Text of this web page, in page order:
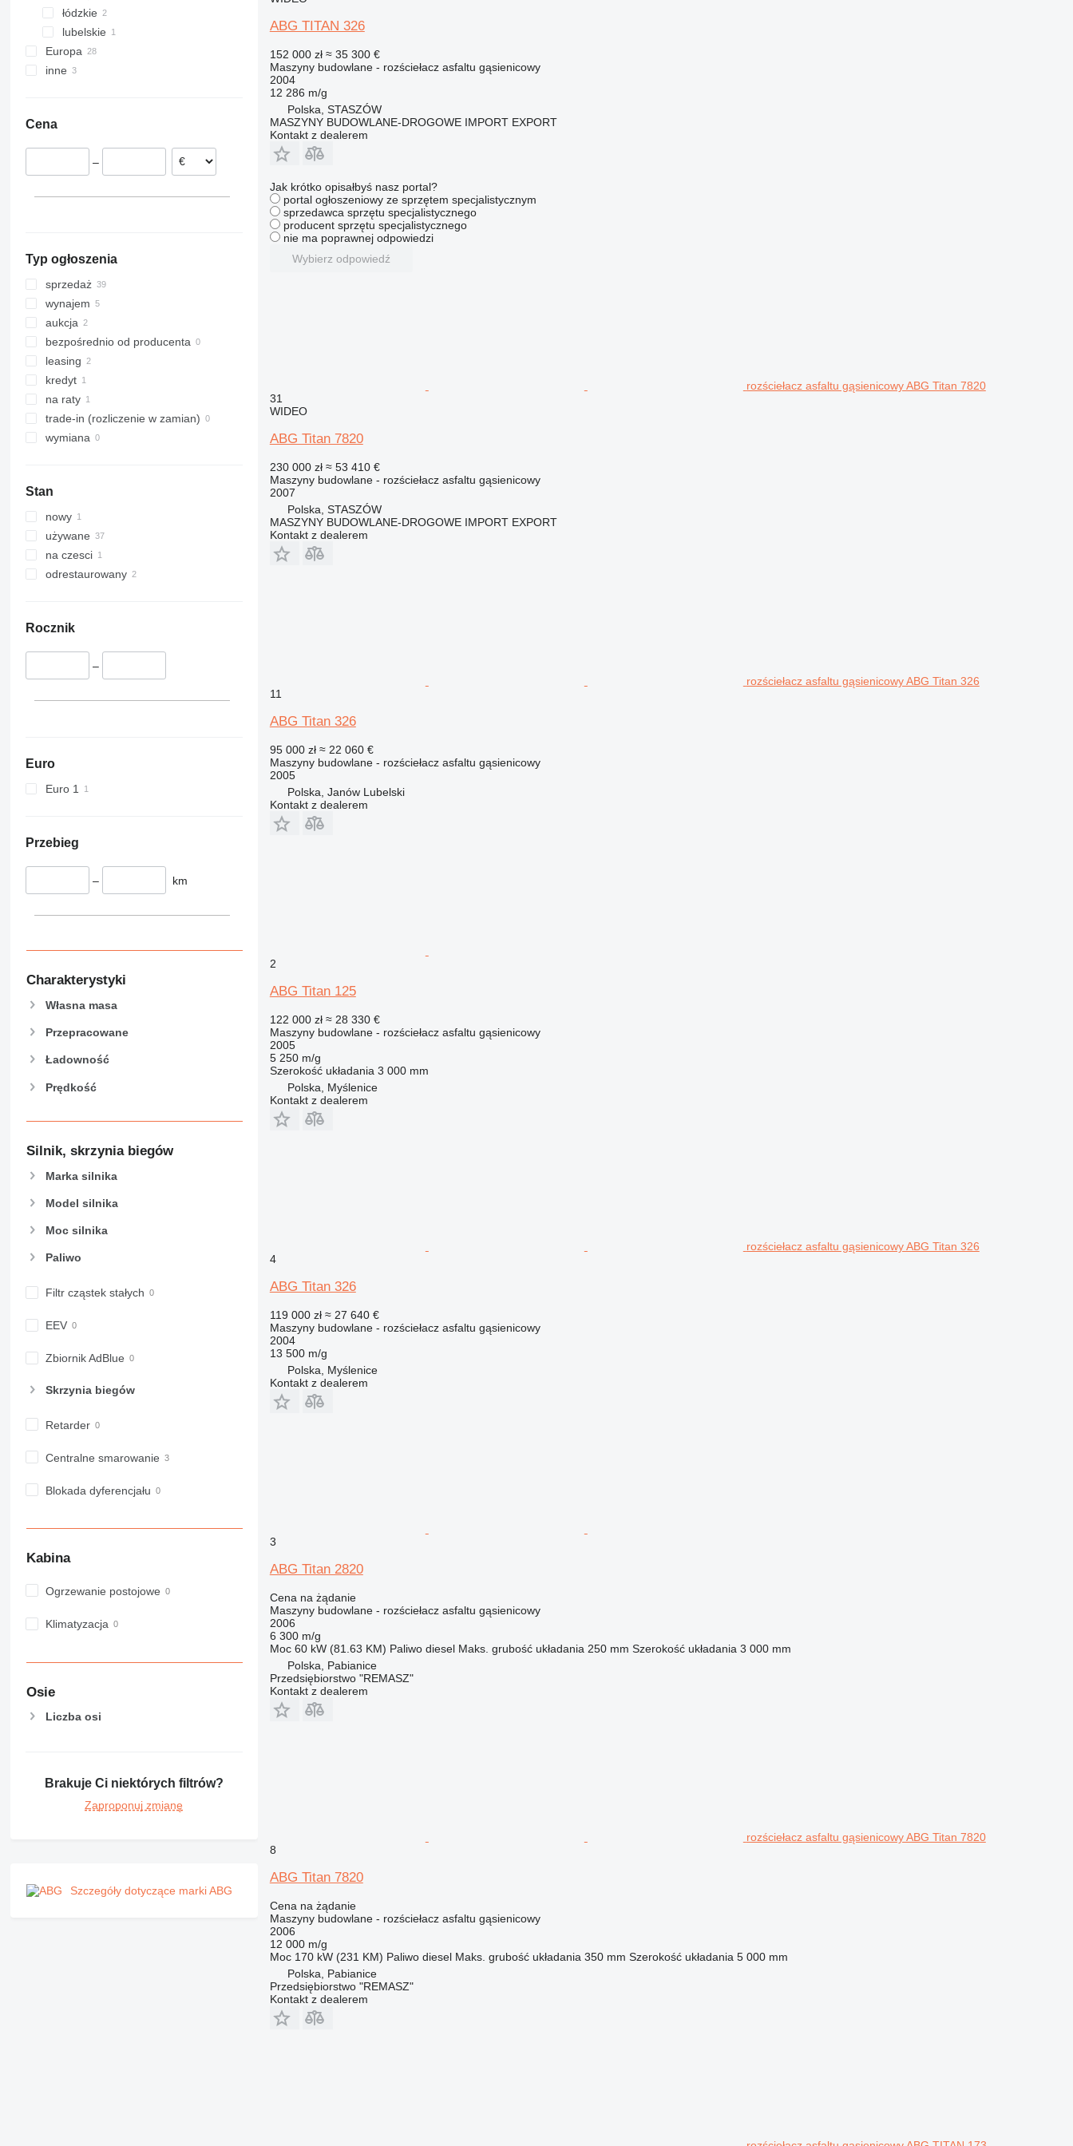
308
311
312
313
317
323
324
325
326
329
330
336
340
345
349
390
395
416
420
428
444
914
926
928
938
950
955
962
972
980
982
990
992
CB
D series
GC
M-series
NR
409
426
427
435S
457
8035
CT
JS
JZ
NXT
S-Series
TM
VMT
Vibromax
2646
3246
3369
3394
Liftlux
Pecolift
R-series
LM
SD
XP
XR
XS
XZ
Myślenice
łódzkie
Pabianice
lubelskie
Janów Lubelski
Europa
Holandia
Węgry
inne
Cena
–
Typ ogłoszenia
sprzedaż
wynajem
aukcja
bezpośrednio od producenta
leasing
kredyt
na raty
trade-in (rozliczenie w zamian)
wymiana
Stan
nowy
używane
na czesci
odrestaurowany
Rocznik
–
Euro
Euro 1
Przebieg
– km
Charakterystyki
Własna masa
Przepracowane
Ładowność
Prędkość
Silnik, skrzynia biegów
Marka silnika
Model silnika
Moc silnika
Paliwo
Filtr cząstek stałych
EEV
Zbiornik AdBlue
Skrzynia biegów
Retarder
Centralne smarowanie
Blokada dyferencjału
Kabina
Ogrzewanie postojowe
Klimatyzacja
Osie
Liczba osi
Brakuje Ci niektórych filtrów?
Zaproponuj zmianę
Szczegóły dotyczące marki ABG
ABG TITAN 326
152 000 zł ≈ 35 300 €
Maszyny budowlane - rozściełacz asfaltu gąsienicowy
2004
12 286 m/g
Polska, STASZÓW
MASZYNY BUDOWLANE-DROGOWE IMPORT EXPORT
Kontakt z dealerem
Jak krótko opisałbyś nasz portal?
portal ogłoszeniowy ze sprzętem specjalistycznym
sprzedawca sprzętu specjalistycznego
producent sprzętu specjalistycznego
nie ma poprawnej odpowiedzi
Wybierz odpowiedź
rozściełacz asfaltu gąsienicowy ABG Titan 7820
31
WIDEO
ABG Titan 7820
230 000 zł ≈ 53 410 €
Maszyny budowlane - rozściełacz asfaltu gąsienicowy
2007
Polska, STASZÓW
MASZYNY BUDOWLANE-DROGOWE IMPORT EXPORT
Kontakt z dealerem
rozściełacz asfaltu gąsienicowy ABG Titan 326
11
ABG Titan 326
95 000 zł ≈ 22 060 €
Maszyny budowlane - rozściełacz asfaltu gąsienicowy
2005
Polska, Janów Lubelski
Kontakt z dealerem
2
ABG Titan 125
122 000 zł ≈ 28 330 €
Maszyny budowlane - rozściełacz asfaltu gąsienicowy
2005
5 250 m/g
Szerokość układania 3 000 mm
Polska, Myślenice
Kontakt z dealerem
rozściełacz asfaltu gąsienicowy ABG Titan 326
4
ABG Titan 326
119 000 zł ≈ 27 640 €
Maszyny budowlane - rozściełacz asfaltu gąsienicowy
2004
13 500 m/g
Polska, Myślenice
Kontakt z dealerem
3
ABG Titan 2820
Cena na żądanie
Maszyny budowlane - rozściełacz asfaltu gąsienicowy
2006
6 300 m/g
Moc 60 kW (81.63 KM) Paliwo diesel Maks. grubość układania 250 mm Szerokość układania 3 000 mm
Polska, Pabianice
Przedsiębiorstwo "REMASZ"
Kontakt z dealerem
rozściełacz asfaltu gąsienicowy ABG Titan 7820
8
ABG Titan 7820
Cena na żądanie
Maszyny budowlane - rozściełacz asfaltu gąsienicowy
2006
12 000 m/g
Moc 170 kW (231 KM) Paliwo diesel Maks. grubość układania 350 mm Szerokość układania 5 000 mm
Polska, Pabianice
Przedsiębiorstwo "REMASZ"
Kontakt z dealerem